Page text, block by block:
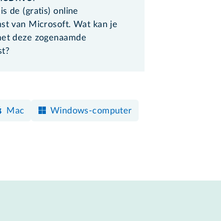
de (gratis) online
van Microsoft. Wat kan je
deze zogenaamde
Mac Windows-computer